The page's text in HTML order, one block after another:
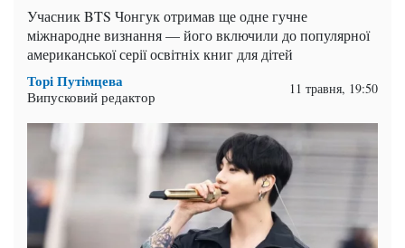
Учасник BTS Чонгук отримав ще одне гучне
міжнародне визнання — його включили до популярної
американської серії освітніх книг для дітей
Торі Путімцева
Випусковий редактор 11 травня, 19:50